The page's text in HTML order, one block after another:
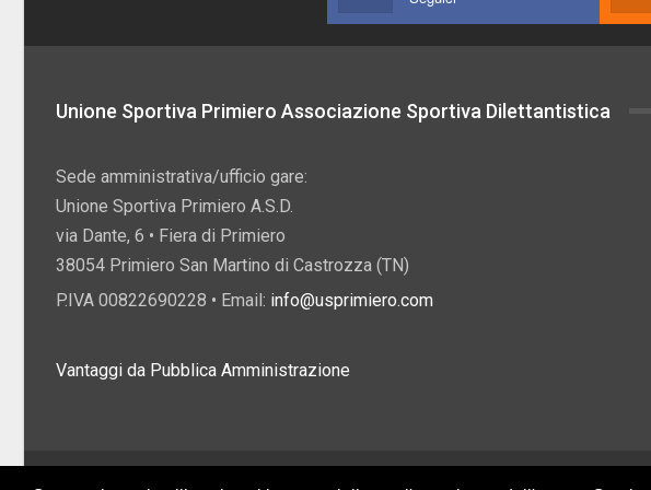
Unione Sportiva Primiero Associazione Sportiva Dilettantistica
Sede amministrativa/ufficio gare:
Unione Sportiva Primiero A.S.D.
via Dante, 6 • Fiera di Primiero
38054 Primiero San Martino di Castrozza (TN)
P.IVA 00822690228 • Email: info@usprimiero.com
Vantaggi da Pubblica Amministrazione